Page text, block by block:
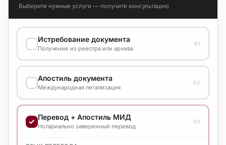
Выберите нужные услуги — получите консультацию
Истребование документа
Получение из реестра или архива
01
ВАРИАНТ ВЫПОЛНЕНИЯ
Уточняйте стоимость у менеджера
Апостиль документа
Международная легализация
02
ВАРИАНТ ВЫПОЛНЕНИЯ
Уточняйте стоимость у менеджера
Перевод + Апостиль МИД
Нотариально заверенный перевод
03